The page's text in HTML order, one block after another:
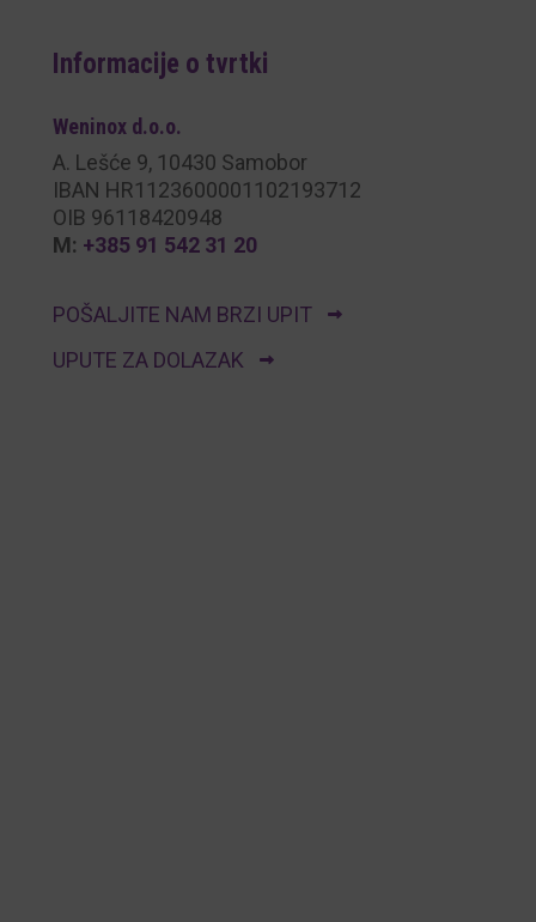
Informacije o tvrtki
Weninox d.o.o.
A. Lešće 9, 10430 Samobor
IBAN HR1123600001102193712
OIB 96118420948
M: +385 91 542 31 20
POŠALJITE NAM BRZI UPIT
UPUTE ZA DOLAZAK